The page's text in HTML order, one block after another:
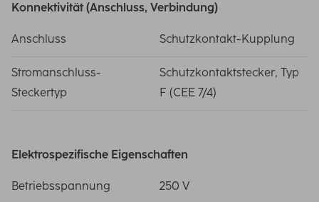
Konnektivität (Anschluss, Verbindung)
Anschluss Schutzkontakt-Kupplung
Stromanschluss-
Steckertyp
Schutzkontaktstecker, Typ
F (CEE 7/4)
Elektrospezifische Eigenschaften
Betriebsspannung 250 V